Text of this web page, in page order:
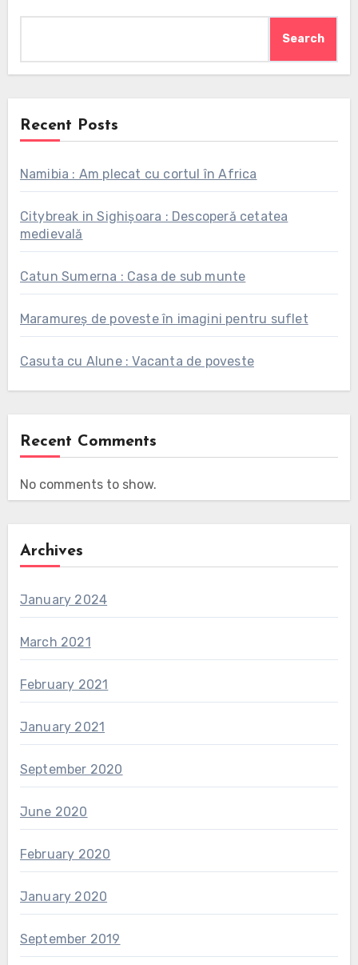
Search
Recent Posts
Namibia : Am plecat cu cortul în Africa
Citybreak in Sighișoara : Descoperă cetatea
medievală
Catun Sumerna : Casa de sub munte
Maramureș de poveste în imagini pentru suflet
Casuta cu Alune : Vacanta de poveste
Recent Comments
No comments to show.
Archives
January 2024
March 2021
February 2021
January 2021
September 2020
June 2020
February 2020
January 2020
September 2019